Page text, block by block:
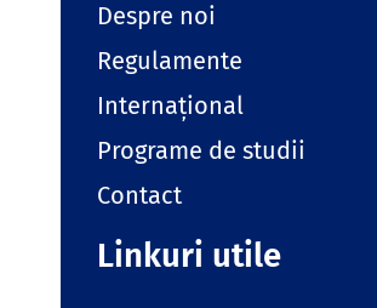
Despre noi
Regulamente
Internațional
Programe de studii
Contact
Linkuri utile